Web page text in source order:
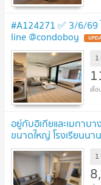
#A124271 ✅ 3/6/69
line @condoboy
อยู่กับอิเกียและเมกาบ
ขนาดใหญ่ โรงเรียนนา
รอบ